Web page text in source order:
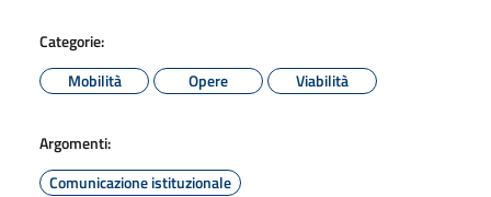
Categorie:
Mobilità
Opere Viabilità
Argomenti:
Comunicazione istituzionale